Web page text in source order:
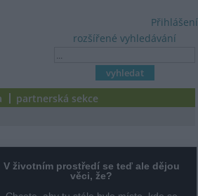
rozšířené vyhledávání
Přihlášení
partnerská sekce